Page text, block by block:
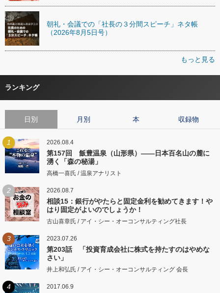
朝礼・会議での「社長の３分間スピーチ」ネタ帳
（2026年8月5日号）
もっと見る
ランキング
日別 月別 本 収録物
1 2026.08.4
第157回 飯豊温泉（山形県）――日本百名山の麓に
湧く「森の秘湯」
高橋一喜氏 / 温泉アナリスト
2 2026.08.7
相談15：銀行がやたらと固定金利を勧めてきます！や
はり固定がよいのでしょうか！
古山喜章氏 / アイ・シー・オーコンサルティング社長
3 2023.07.26
第203話 「投資育成会社に株式を持たすのはやめな
さい」
井上和弘氏 / アイ・シー・オーコンサルティング 会長
4 2017.06.9